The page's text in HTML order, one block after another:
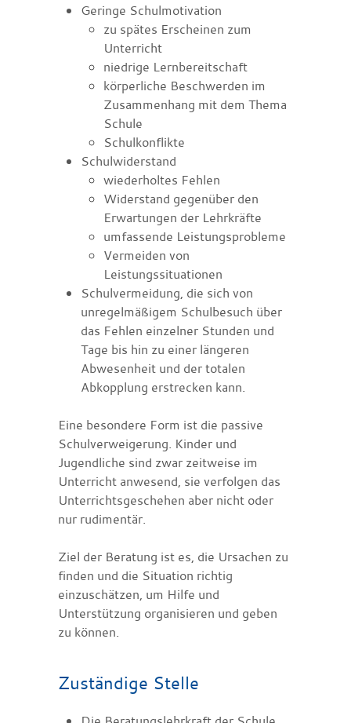
Geringe Schulmotivation
zu spätes Erscheinen zum
Unterricht
niedrige Lernbereitschaft
körperliche Beschwerden im
Zusammenhang mit dem Thema
Schule
Schulkonflikte
Schulwiderstand
wiederholtes Fehlen
Widerstand gegenüber den
Erwartungen der Lehrkräfte
umfassende Leistungsprobleme
Vermeiden von
Leistungssituationen
Schulvermeidung, die sich von
unregelmäßigem Schulbesuch über
das Fehlen einzelner Stunden und
Tage bis hin zu einer längeren
Abwesenheit und der totalen
Abkopplung erstrecken kann.
Eine besondere Form ist die passive
Schulverweigerung. Kinder und
Jugendliche sind zwar zeitweise im
Unterricht anwesend, sie verfolgen das
Unterrichtsgeschehen aber nicht oder
nur rudimentär.
Ziel der Beratung ist es, die Ursachen zu
finden und die Situation richtig
einzuschätzen, um Hilfe und
Unterstützung organisieren und geben
zu können.
Zuständige Stelle